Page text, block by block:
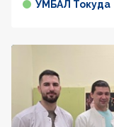
УМБАЛ Токуда